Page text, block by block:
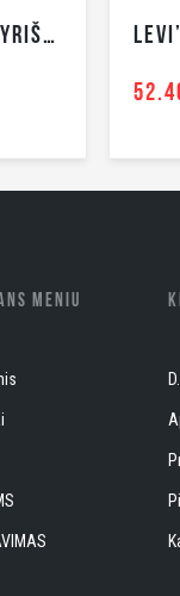
WRANGLER REFINED VYRIŠKI POLO MARŠKINĖLIAI TRUMPOMIS RANKOVĖMIS
MENIU